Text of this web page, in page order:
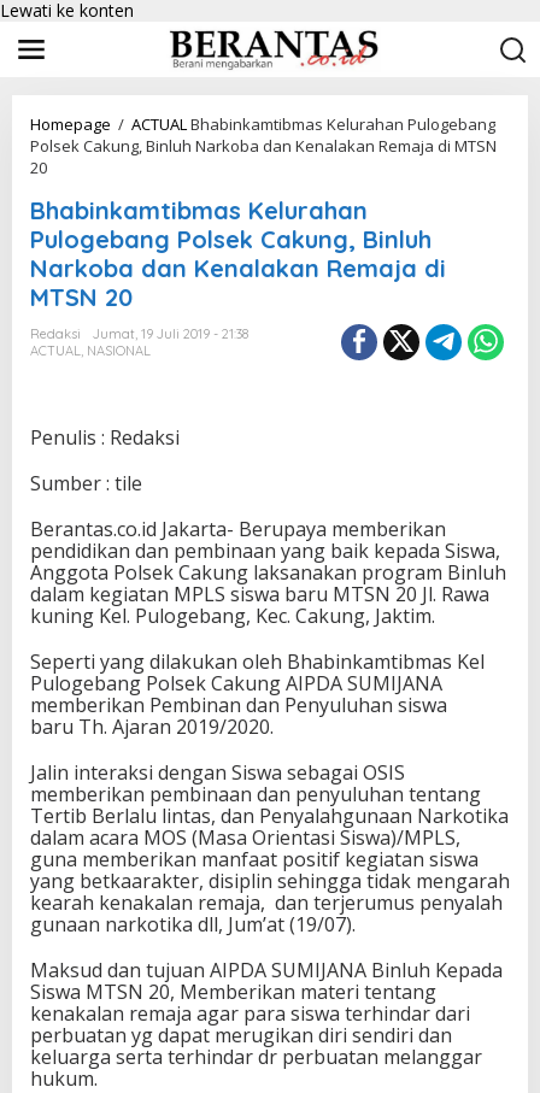
Lewati ke konten
Homepage / ACTUALBhabinkamtibmas Kelurahan Pulogebang
Polsek Cakung, Binluh Narkoba dan Kenalakan Remaja di MTSN
20
Bhabinkamtibmas Kelurahan
Pulogebang Polsek Cakung, Binluh
Narkoba dan Kenalakan Remaja di
MTSN 20
Redaksi
Jumat, 19 Juli 2019 - 21:38
ACTUAL, NASIONAL
Penulis : Redaksi
Sumber : tile
Berantas.co.id Jakarta- Berupaya memberikan
pendidikan dan pembinaan yang baik kepada Siswa,
Anggota Polsek Cakung laksanakan program Binluh
dalam kegiatan MPLS siswa baru MTSN 20 Jl. Rawa
kuning Kel. Pulogebang, Kec. Cakung, Jaktim.
Seperti yang dilakukan oleh Bhabinkamtibmas Kel
Pulogebang Polsek Cakung AIPDA SUMIJANA
memberikan Pembinan dan Penyuluhan siswa
baru Th. Ajaran 2019/2020.
Jalin interaksi dengan Siswa sebagai OSIS
memberikan pembinaan dan penyuluhan tentang
Tertib Berlalu lintas, dan Penyalahgunaan Narkotika
dalam acara MOS (Masa Orientasi Siswa)/MPLS,
guna memberikan manfaat positif kegiatan siswa
yang betkaarakter, disiplin sehingga tidak mengarah
kearah kenakalan remaja, dan terjerumus penyalah
gunaan narkotika dll, Jum’at (19/07).
Maksud dan tujuan AIPDA SUMIJANA Binluh Kepada
Siswa MTSN 20, Memberikan materi tentang
kenakalan remaja agar para siswa terhindar dari
perbuatan yg dapat merugikan diri sendiri dan
keluarga serta terhindar dr perbuatan melanggar
hukum.